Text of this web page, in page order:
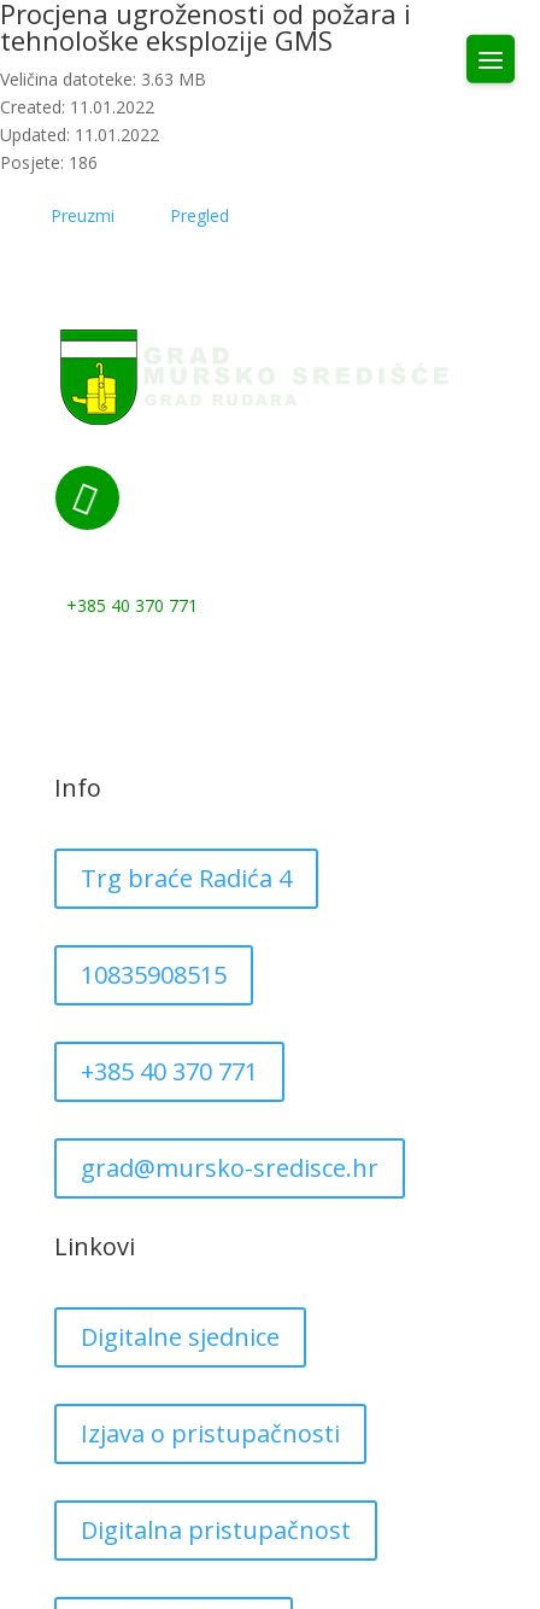
Procjena ugroženosti od požara i
tehnološke eksplozije GMS
Veličina datoteke: 3.63 MB
Created: 11.01.2022
Updated: 11.01.2022
Posjete: 186
Preuzmi Pregled

+385 40 370 771
Info
Trg braće Radića 4
10835908515
+385 40 370 771
grad@mursko-sredisce.hr
Linkovi
Digitalne sjednice
Izjava o pristupačnosti
Digitalna pristupačnost